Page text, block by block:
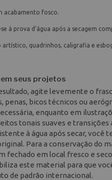
acabamento fosco.
à prova d'água após a secagem
artístico, quadrinhos, caligrafia e
seus projetos
agite levemente o
penas, bicos técnicos ou
enquanto em
tonais suaves e
à água após secar, você
Para a conservação do
fechado em local fresco e
este material para que
de padrão internacional.